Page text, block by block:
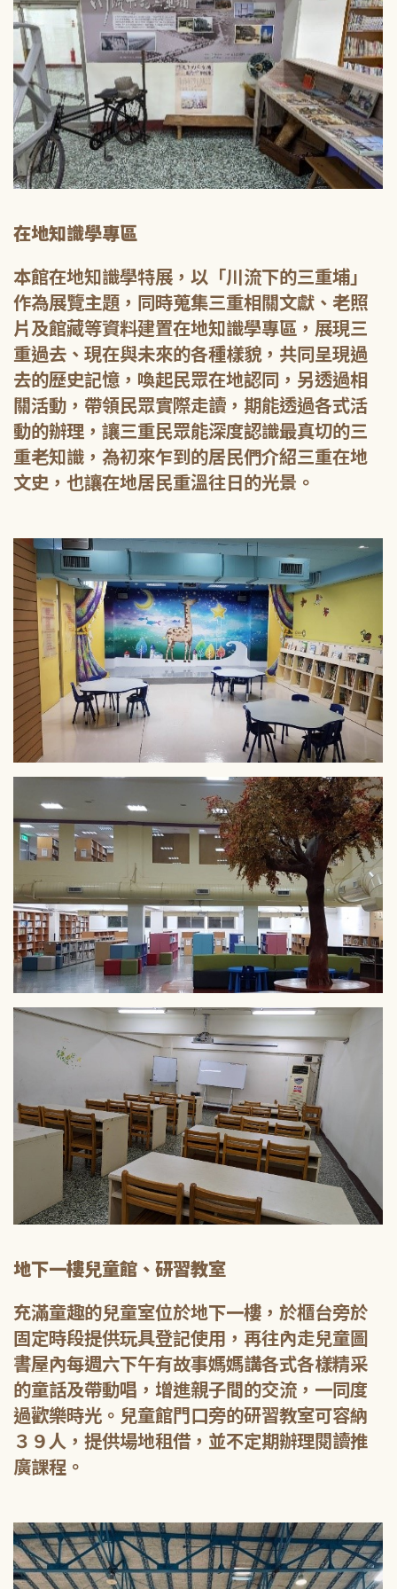
在地知識學專區
本館在地知識學特展，以「川流下的三重埔」
作為展覽主題，同時蒐集三重相關文獻、老照
片及館藏等資料建置在地知識學專區，展現三
重過去、現在與未來的各種樣貌，共同呈現過
去的歷史記憶，喚起民眾在地認同，另透過相
關活動，帶領民眾實際走讀，期能透過各式活
動的辦理，讓三重民眾能深度認識最真切的三
重老知識，為初來乍到的居民們介紹三重在地
文史，也讓在地居民重溫往日的光景。
地下一樓兒童館、研習教室
充滿童趣的兒童室位於地下一樓，於櫃台旁於
固定時段提供玩具登記使用，再往內走兒童圖
書屋內每週六下午有故事媽媽講各式各樣精采
的童話及帶動唱，增進親子間的交流，一同度
過歡樂時光。兒童館門口旁的研習教室可容納
３９人，提供場地租借，並不定期辦理閱讀推
廣課程。